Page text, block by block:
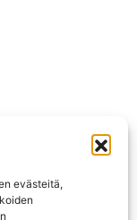
evästeitä,